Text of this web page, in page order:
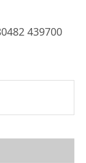
439700